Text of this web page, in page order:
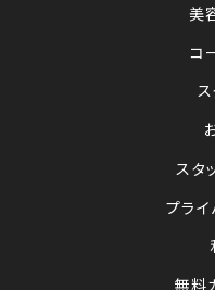
美
コ
スタ
プラ
無料